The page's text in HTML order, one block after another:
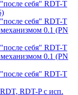
себя" RDT-T
себя" RDT-T
0.1 (PN
себя" RDT-T
0.1 (PN
себя" RDT-T
RDT-P с исп.